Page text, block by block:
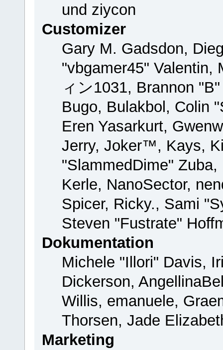
und ziycon
Customizer
Gary M. Gadsdon,
"vbgamer45"
ィン1031, Brannon
Bugo, Bulakbol, Colin
Eren Yasarkurt,
Jerry, Joker™, Kays,
"SlammedDime"
Kerle, NanoSector,
Spicer, Ricky., Sami
Steven "Fustrate"
Dokumentation
Michele "Illori" Davis,
Dickerson,
Willis, emanuele,
Thorsen, Jade
Marketing